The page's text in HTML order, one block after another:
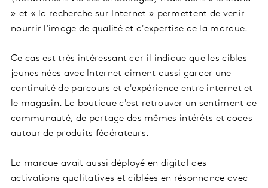
» et « la recherche sur Internet » permettent de venir
nourrir l'image de qualité et d'expertise de la marque.
Ce cas est très intéressant car il indique que les cibles
jeunes nées avec Internet aiment aussi garder une
continuité de parcours et d'expérience entre internet et
le magasin. La boutique c'est retrouver un sentiment de
communauté, de partage des mêmes intérêts et codes
autour de produits fédérateurs.
La marque avait aussi déployé en digital des
activations qualitatives et ciblées en résonnance avec